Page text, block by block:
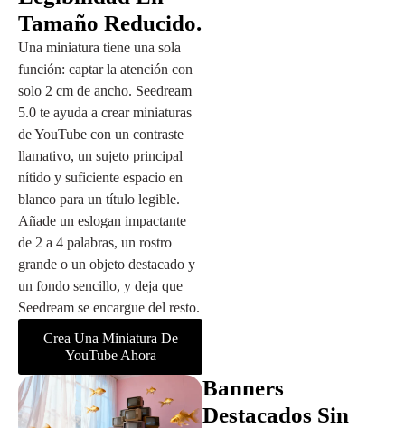
Tamaño Reducido.
Una miniatura tiene una sola
función: captar la atención con
solo 2 cm de ancho. Seedream
5.0 te ayuda a crear miniaturas
de YouTube con un contraste
llamativo, un sujeto principal
nítido y suficiente espacio en
blanco para un título legible.
Añade un eslogan impactante
de 2 a 4 palabras, un rostro
grande o un objeto destacado y
un fondo sencillo, y deja que
Seedream se encargue del resto.
Crea Una Miniatura De
YouTube Ahora
Banners
Destacados Sin